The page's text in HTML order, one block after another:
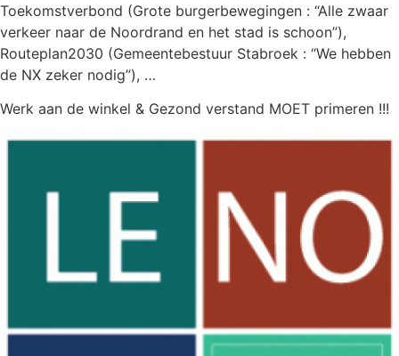
Toekomstverbond (Grote burgerbewegingen : “Alle zwaar
verkeer naar de Noordrand en het stad is schoon”),
Routeplan2030 (Gemeentebestuur Stabroek : “We hebben
de NX zeker nodig”), …
Werk aan de winkel & Gezond verstand MOET primeren !!!